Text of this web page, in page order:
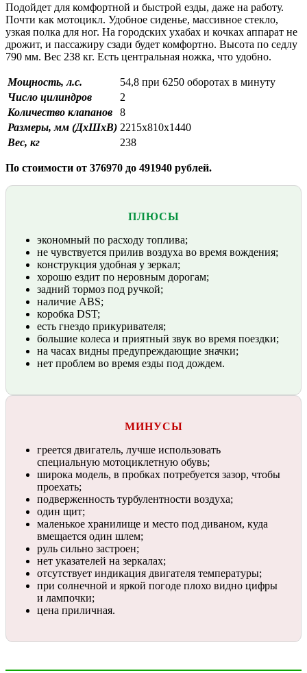
Подойдет для комфортной и быстрой езды, даже на работу.
Почти как мотоцикл. Удобное сиденье, массивное стекло,
узкая полка для ног. На городских ухабах и кочках аппарат не
дрожит, и пассажиру сзади будет комфортно. Высота по седлу
790 мм. Вес 238 кг. Есть центральная ножка, что удобно.
Мощность, л.с.
54,8 при 6250 оборотах в минуту
Число цилиндров
2
Количество клапанов
8
Размеры, мм (ДхШхВ) 2215х810х1440
Вес, кг
238
По стоимости от 376970 до 491940 рублей.
ПЛЮСЫ
экономный по расходу топлива;
не чувствуется прилив воздуха во время вождения;
конструкция удобная у зеркал;
хорошо ездит по неровным дорогам;
задний тормоз под ручкой;
наличие ABS;
коробка DST;
есть гнездо прикуривателя;
большие колеса и приятный звук во время поездки;
на часах видны предупреждающие значки;
нет проблем во время езды под дождем.
МИНУСЫ
греется двигатель, лучше использовать
специальную мотоциклетную обувь;
широка модель, в пробках потребуется зазор, чтобы
проехать;
подверженность турбулентности воздуха;
один щит;
маленькое хранилище и место под диваном, куда
вмещается один шлем;
руль сильно застроен;
нет указателей на зеркалах;
отсутствует индикация двигателя температуры;
при солнечной и яркой погоде плохо видно цифры
и лампочки;
цена приличная.